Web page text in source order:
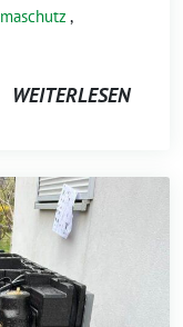
,
WEITERLESEN